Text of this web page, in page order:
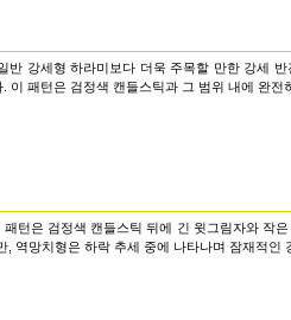
반 강세형 하라미보다 더욱 주목할 만한 강세
이 패턴은 검정색 캔들스틱과 그 범위 내에 완전
패턴은 검정색 캔들스틱 뒤에 긴 윗그림자와 작
, 역망치형은 하락 추세 중에 나타나며 잠재적인